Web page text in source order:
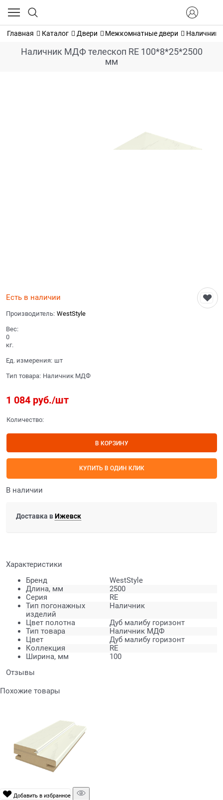
Главная Каталог Двери Межкомнатные двери Наличник
Наличник МДФ телескоп RE 100*8*25*2500
мм
Есть в наличии
Производитель: WestStyle
Вес:
0
кг.
Ед. измерения: шт
Тип товара: Наличник МДФ
1 084 руб./шт
Количество:
В КОРЗИНУ
КУПИТЬ В ОДИН КЛИК
В наличии
Доставка вИжевск
Характеристики
Бренд
WestStyle
Длина, мм
2500
Серия
RE
Тип погонажных
изделий
Наличник
Цвет полотна
Дуб малибу горизонт
Тип товара
Наличник МДФ
Цвет
Дуб малибу горизонт
Коллекция
RE
Ширина, мм
100
Отзывы
Похожие товары
Добавить в избранное